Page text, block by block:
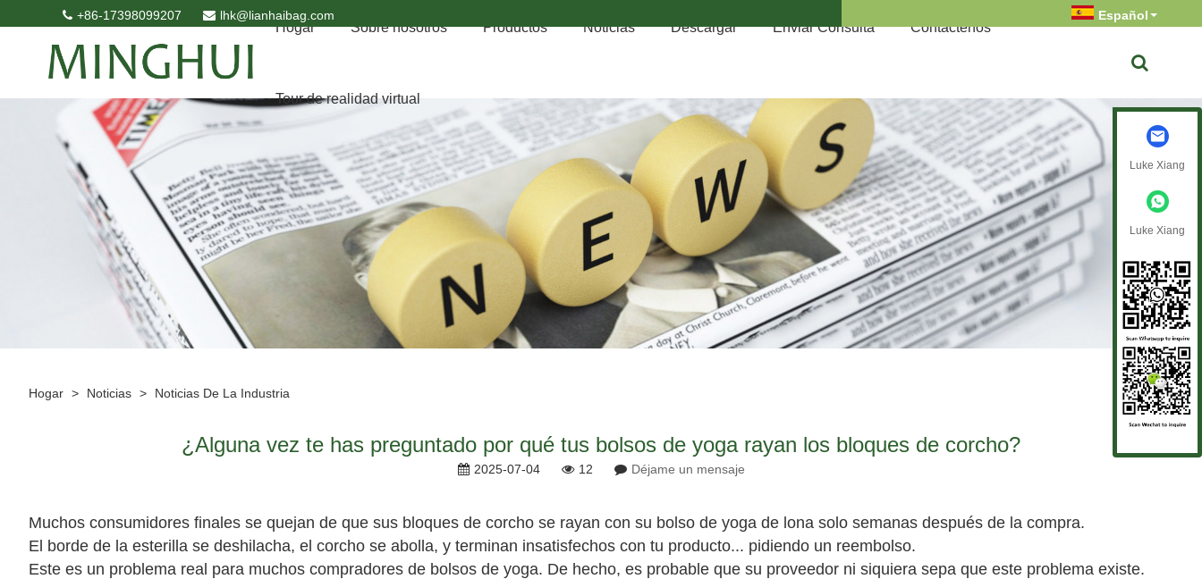
+86-17398099207 lhk@lianhaibag.com Español
Hogar Sobre nosotros Productos Noticias Descargar Enviar Consulta Contáctenos
Tour de realidad virtual
Hogar > Noticias > Noticias De La Industria
¿Alguna vez te has preguntado por qué tus bolsos de yoga rayan los bloques de corcho?
2025-07-04 12 Déjame un mensaje
Muchos consumidores finales se quejan de que sus bloques de corcho se rayan con su bolso de yoga de lona solo semanas después de la compra.
El borde de la esterilla se deshilacha, el corcho se abolla, y terminan insatisfechos con tu producto... pidiendo un reembolso.
Este es un problema real para muchos compradores de bolsos de yoga. De hecho, es probable que su proveedor ni siquiera sepa que este problema existe.
Luke Xiang
Luke Xiang